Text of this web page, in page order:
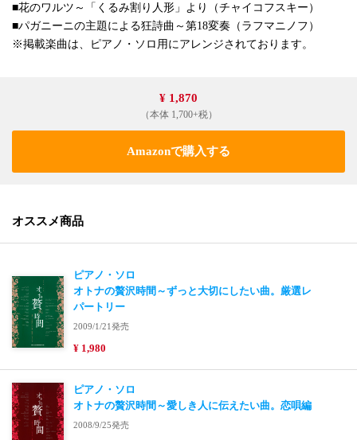
■花のワルツ～「くるみ割り人形」より（チャイコフスキー）
■パガニーニの主題による狂詩曲～第18変奏（ラフマニノフ）
※掲載楽曲は、ピアノ・ソロ用にアレンジされております。
¥ 1,870
（本体 1,700+税）
Amazonで購入する
オススメ商品
ピアノ・ソロ
オトナの贅沢時間～ずっと大切にしたい曲。厳選レ
パートリー
2009/1/21発売
¥ 1,980
ピアノ・ソロ
オトナの贅沢時間～愛しき人に伝えたい曲。恋唄編
2008/9/25発売